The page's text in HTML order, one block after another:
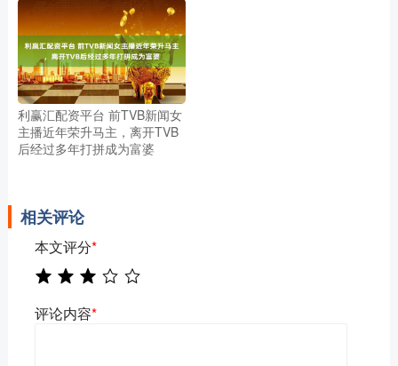
利赢汇配资平台 前TVB新闻女
主播近年荣升马主，离开TVB
后经过多年打拼成为富婆
相关评论
本文评分*
评论内容*